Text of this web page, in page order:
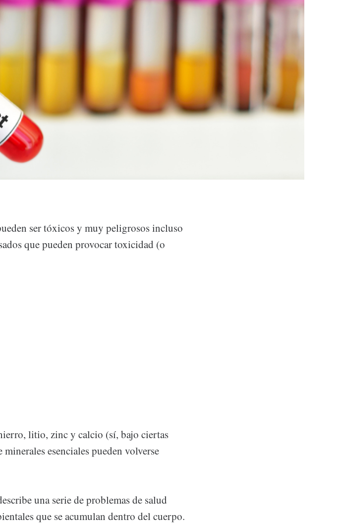
ser tóxicos y muy peligrosos incluso
​​que pueden provocar toxicidad (o
litio, zinc y calcio (sí, bajo ciertas
esenciales pueden volverse
una serie de problemas de salud
que se acumulan dentro del cuerpo.